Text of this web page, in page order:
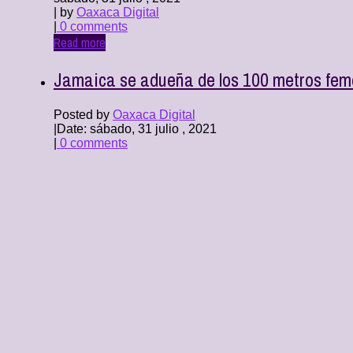
| by Oaxaca Digital
0 comments
Read more
Jamaica se adueña de los 100 metros
Posted by Oaxaca Digital
Date: sábado, 31 julio , 2021
0 comments